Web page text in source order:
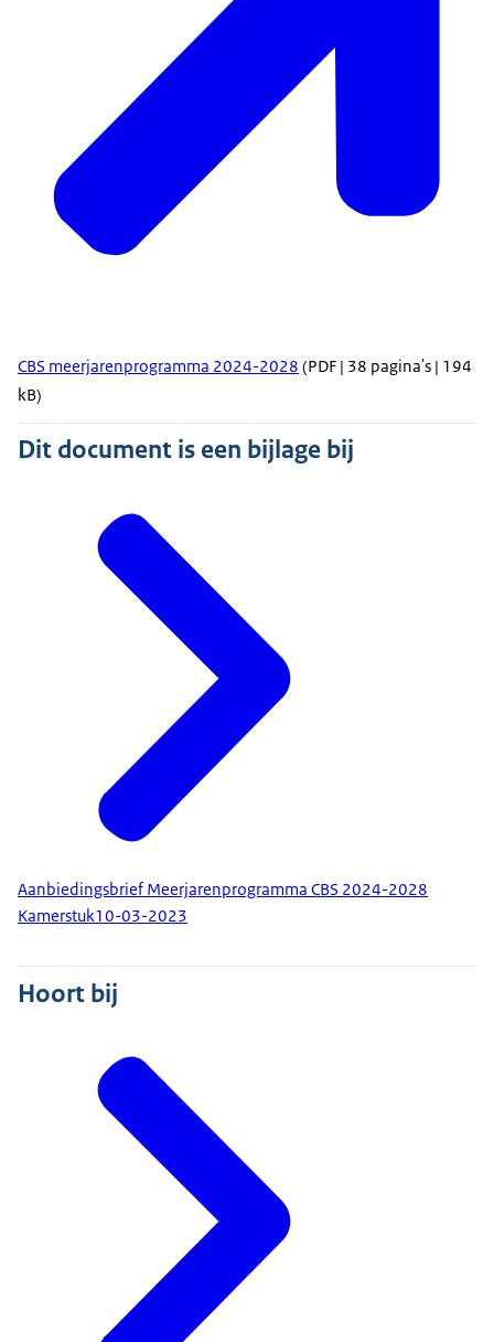
CBS meerjarenprogramma 2024-2028 (PDF | 38 pagina's | 194
kB)
Dit document is een bijlage bij
Aanbiedingsbrief Meerjarenprogramma CBS 2024-2028
Kamerstuk10-03-2023
Hoort bij